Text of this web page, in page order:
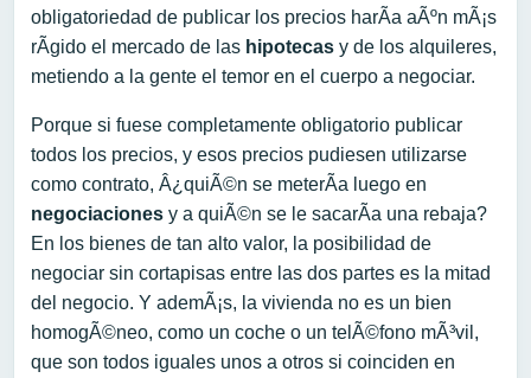
obligatoriedad de publicar los precios harÃ­a aÃºn mÃ¡s
rÃ­gido el mercado de las hipotecas y de los alquileres,
metiendo a la gente el temor en el cuerpo a negociar.
Porque si fuese completamente obligatorio publicar
todos los precios, y esos precios pudiesen utilizarse
como contrato, Â¿quiÃ©n se meterÃ­a luego en
negociaciones y a quiÃ©n se le sacarÃ­a una rebaja?
En los bienes de tan alto valor, la posibilidad de
negociar sin cortapisas entre las dos partes es la mitad
del negocio. Y ademÃ¡s, la vivienda no es un bien
homogÃ©neo, como un coche o un telÃ©fono mÃ³vil,
que son todos iguales unos a otros si coinciden en